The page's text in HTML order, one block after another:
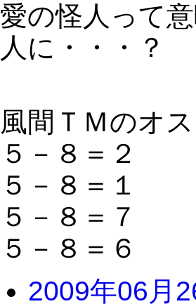
愛の怪人って
人に・・・？
風間ＴＭのオ
５－８＝２
５－８＝１
５－８＝７
５－８＝６
2009年06月